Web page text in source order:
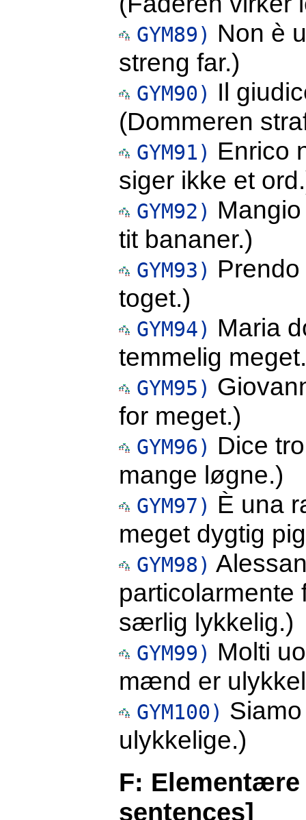
GYM89) Non è
streng far.)
GYM90) Il
(Dommeren
GYM91) Enrico
siger ikke et
GYM92)
tit bananer.)
GYM93)
toget.)
GYM94) Maria
temmelig
GYM95)
for meget.)
GYM96) Dice
mange løgne.)
GYM97) È una
meget dygtig
GYM98)
particolarmente
særlig lykkelig.)
GYM99) Molti
mænd er
GYM100)
ulykkelige.)
F:
sentences]